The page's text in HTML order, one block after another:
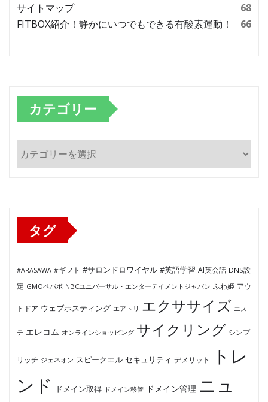
サイトマップ
68
FITBOX紹介！静かにいつでもできる有酸素運動！
66
カテゴリー
テ
タグ
#ARASAWA #ギフト #サロンドロワイヤル #英語学習 AI英会話 DNS設
定 GMOペパボ NBCユニバーサル・エンターテイメントジャパン ふわ姫 アウ
トドア ウェブホスティング エアトリ エクササイズ エス
テ エレコム オンラインショッピング サイクリング シンプ
リッチ ジェネオン スピークエル セキュリティ デメリット
トレ
ンド
ドメイン取得 ドメイン移管 ドメイン管理 ニュ